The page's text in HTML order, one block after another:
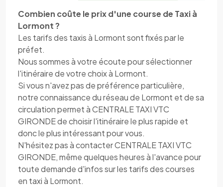
Combien coûte le prix d'une course de Taxi à
Lormont ?
Les tarifs des taxis à Lormont sont fixés par le
préfet.
Nous sommes à votre écoute pour sélectionner
l'itinéraire de votre choix à Lormont.
Si vous n'avez pas de préférence particulière,
notre connaissance du réseau de Lormont et de sa
circulation permet à CENTRALE TAXI VTC
GIRONDE de choisir l'itinéraire le plus rapide et
donc le plus intéressant pour vous.
N'hésitez pas à contacter CENTRALE TAXI VTC
GIRONDE, même quelques heures à l'avance pour
toute demande d'infos sur les tarifs des courses
en taxi à Lormont.